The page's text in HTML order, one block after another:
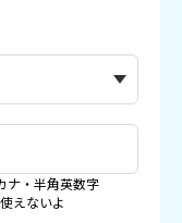
ナ・半角英数字
えないよ